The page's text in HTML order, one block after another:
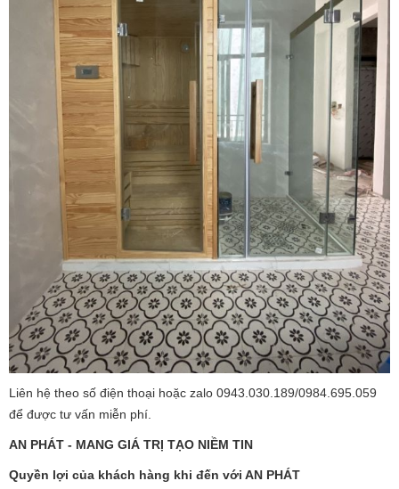
Liên hệ theo số điện thoại hoặc zalo 0943.030.189/0984.695.059
để được tư vấn miễn phí.
AN PHÁT - MANG GIÁ TRỊ TẠO NIỀM TIN
Quyền lợi của khách hàng khi đến với AN PHÁT